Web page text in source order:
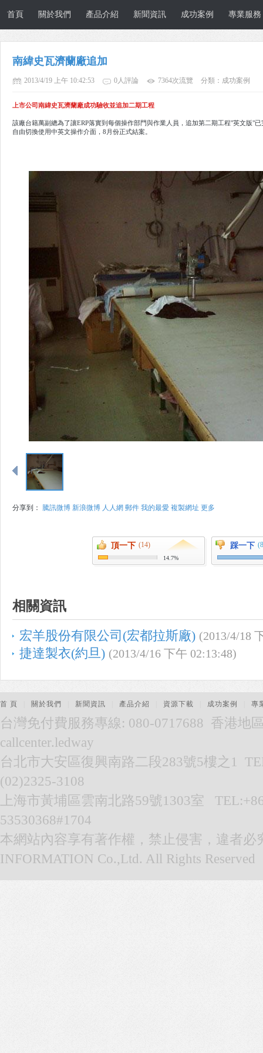
首頁 關於我們 產品介紹 新聞資訊 成功案例 專業服務
南緯史瓦濟蘭廠追加
2013/4/19 上午 10:42:53 0人評論 7364次流覽 分類：成功案例
上市公司南緯史瓦濟蘭廠成功驗收並追加二期工程
該廠台籍萬副總為了讓ERP落實到每個操作部門與作業人員，追加第二期工程"英文版"
自由切換使用中英文操作介面，8月份正式結案。
分享到： 騰訊微博 新浪微博 人人網 郵件 我的最愛 複製網址 更多
頂一下 (14)
14.7%
踩一下
相關資訊
宏羊股份有限公司(宏都拉斯廠) (2013/4/18
捷達製衣(約旦) (2013/4/16 下午 02:13:48)
首 頁 關於我們 新聞資訊 產品介紹 資源下載 成功案例 專
台灣免付費服務專線: 080-0717688 香港地
callcenter.ledway
台北市大安區復興南路二段283號5樓之1
(02)2325-3108
上海市黃埔區雲南北路59號1303室
53530368#1704
本網站內容享有著作權，禁止侵害，違者必
INFORMATION Co.,Ltd. All Rights Reserved